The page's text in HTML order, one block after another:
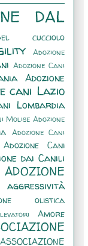
DAL
cucciolo
Adozione
Adozione Cani
Adozione
cani Lazio
Lombardia
Molise Adozione
Adozione Cani
Adozione Cani
dai Canili
ADOZIONE
aggressività
olistica
Amore
ASSOCIAZIONE